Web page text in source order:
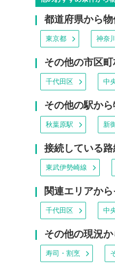
都道府県から
東京都 神奈
その他の市区
千代田区 中
その他の駅か
秋葉原駅 新
接続している
東武伊勢崎線
関連エリアか
千代田区 中
その他の現況
寿司・割烹